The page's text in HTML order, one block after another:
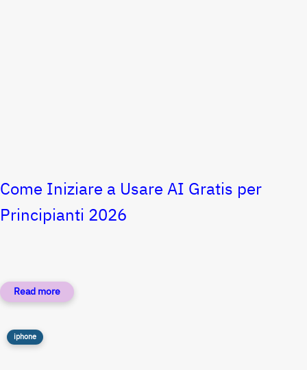
Come Iniziare a Usare AI Gratis per
Principianti 2026
iphone